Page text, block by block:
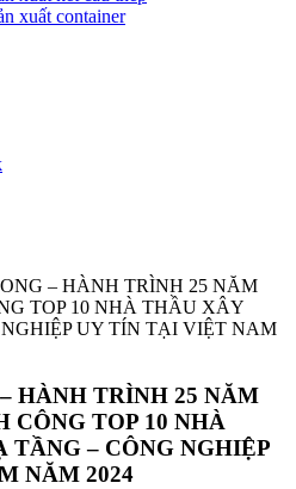
xuất container
– HÀNH TRÌNH 25 NĂM
TOP 10 NHÀ THẦU XÂY
UY TÍN TẠI VIỆT NAM
HÀNH TRÌNH 25 NĂM
CÔNG TOP 10 NHÀ
TẦNG – CÔNG NGHIỆP
NĂM 2024